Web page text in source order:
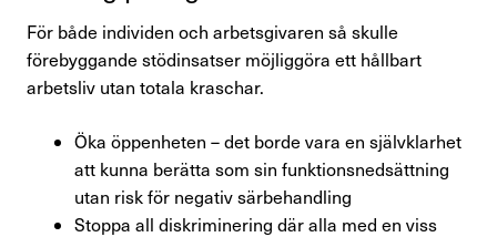
För både individen och arbetsgivaren så skulle
förebyggande stödinsatser möjliggöra ett hållbart
arbetsliv utan totala kraschar.
Öka öppenheten – det borde vara en självklarhet
att kunna berätta som sin funktionsnedsättning
utan risk för negativ särbehandling
Stoppa all diskriminering där alla med en viss